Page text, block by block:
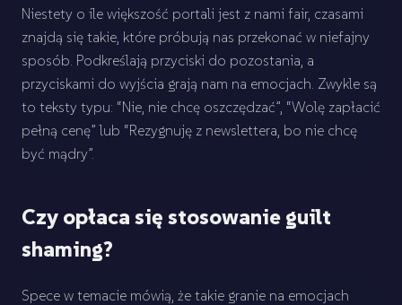
Niestety o ile większość portali jest z nami fair, czasami
znajdą się takie, które próbują nas przekonać w niefajny
sposób. Podkreślają przyciski do pozostania, a
przyciskami do wyjścia grają nam na emocjach. Zwykle są
to teksty typu: “Nie, nie chcę oszczędzać”, “Wolę zapłacić
pełną cenę” lub “Rezygnuję z newslettera, bo nie chcę
być mądry”.
Czy opłaca się stosowanie guilt
shaming?
Spece w temacie mówią, że takie granie na emocjach